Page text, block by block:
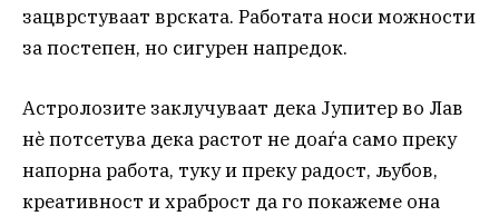
зацврстуваат врската. Работата носи можности
за постепен, но сигурен напредок.
Астролозите заклучуваат дека Јупитер во Лав
нè потсетува дека растот не доаѓа само преку
напорна работа, туку и преку радост, љубов,
креативност и храброст да го покажеме она